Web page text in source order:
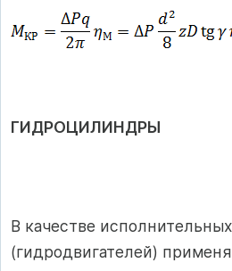
ГИДРОЦИЛИНДРЫ
В качестве
(гидродвигателей)